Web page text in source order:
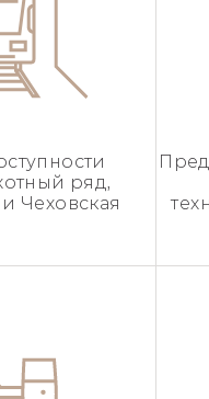
ряд,
Чеховская